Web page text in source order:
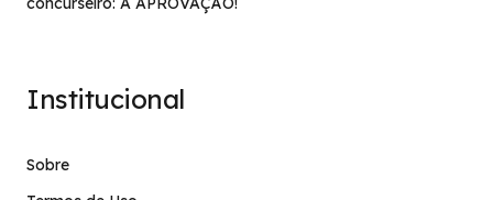
Institucional
Sobre